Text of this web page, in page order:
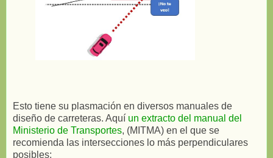
Esto tiene su plasmación en diversos manuales de
diseño de carreteras. Aquí un extracto del manual del
Ministerio de Transportes, (MITMA) en el que se
recomienda las intersecciones lo más perpendiculares
posibles: